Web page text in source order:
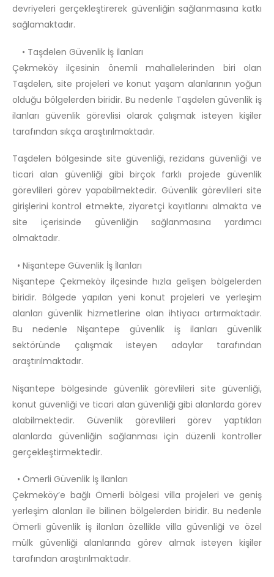
devriyeleri gerçekleştirerek güvenliğin sağlanmasına katkı
sağlamaktadır.
• Taşdelen Güvenlik İş İlanları
Çekmeköy ilçesinin önemli mahallelerinden biri olan
Taşdelen, site projeleri ve konut yaşam alanlarının yoğun
olduğu bölgelerden biridir. Bu nedenle Taşdelen güvenlik iş
ilanları güvenlik görevlisi olarak çalışmak isteyen kişiler
tarafından sıkça araştırılmaktadır.
Taşdelen bölgesinde site güvenliği, rezidans güvenliği ve
ticari alan güvenliği gibi birçok farklı projede güvenlik
görevlileri görev yapabilmektedir. Güvenlik görevlileri site
girişlerini kontrol etmekte, ziyaretçi kayıtlarını almakta ve
site içerisinde güvenliğin sağlanmasına yardımcı
olmaktadır.
• Nişantepe Güvenlik İş İlanları
Nişantepe Çekmeköy ilçesinde hızla gelişen bölgelerden
biridir. Bölgede yapılan yeni konut projeleri ve yerleşim
alanları güvenlik hizmetlerine olan ihtiyacı artırmaktadır.
Bu nedenle Nişantepe güvenlik iş ilanları güvenlik
sektöründe çalışmak isteyen adaylar tarafından
araştırılmaktadır.
Nişantepe bölgesinde güvenlik görevlileri site güvenliği,
konut güvenliği ve ticari alan güvenliği gibi alanlarda görev
alabilmektedir. Güvenlik görevlileri görev yaptıkları
alanlarda güvenliğin sağlanması için düzenli kontroller
gerçekleştirmektedir.
• Ömerli Güvenlik İş İlanları
Çekmeköy’e bağlı Ömerli bölgesi villa projeleri ve geniş
yerleşim alanları ile bilinen bölgelerden biridir. Bu nedenle
Ömerli güvenlik iş ilanları özellikle villa güvenliği ve özel
mülk güvenliği alanlarında görev almak isteyen kişiler
tarafından araştırılmaktadır.